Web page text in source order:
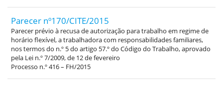
Parecer nº170/CITE/2015
Parecer prévio à recusa de autorização para trabalho em regime de
horário flexível, a trabalhadora com responsabilidades familiares,
nos termos do n.º 5 do artigo 57.º do Código do Trabalho, aprovado
pela Lei n.º 7/2009, de 12 de fevereiro
Processo n.º 416 – FH/2015